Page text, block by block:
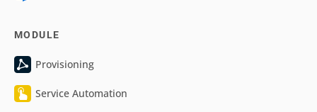
MODULE
Provisioning
Service Automation